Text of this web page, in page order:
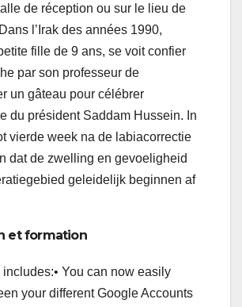
de réception ou sur le lieu de
l’Irak des années 1990,
fille de 9 ans, se voit confier
par son professeur de
un gâteau pour célébrer
du président Saddam Hussein. In
vierde week na de labiacorrectie
dat de zwelling en gevoeligheid
geleidelijk beginnen af
et formation
You can now easily
your different Google Accounts